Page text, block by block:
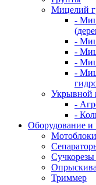
Мицелий
-
-
-
-
-
Укрывной
-
-
Оборудование и
Триммер